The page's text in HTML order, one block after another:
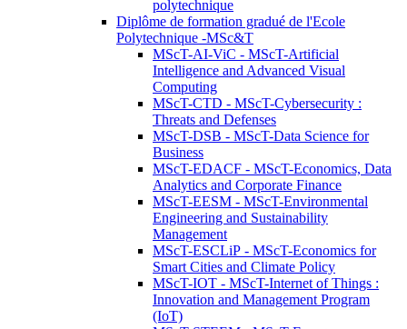
polytechnique
Diplôme de formation gradué de l'Ecole
Polytechnique -MSc&T
MScT-AI-ViC - MScT-Artificial
Intelligence and Advanced Visual
Computing
MScT-CTD - MScT-Cybersecurity :
Threats and Defenses
MScT-DSB - MScT-Data Science for
Business
MScT-EDACF - MScT-Economics, Data
Analytics and Corporate Finance
MScT-EESM - MScT-Environmental
Engineering and Sustainability
Management
MScT-ESCLiP - MScT-Economics for
Smart Cities and Climate Policy
MScT-IOT - MScT-Internet of Things :
Innovation and Management Program
(IoT)